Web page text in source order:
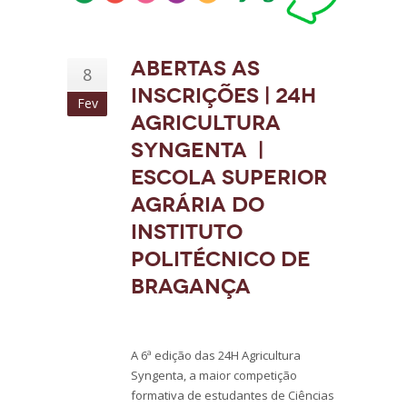
8
Fev
Abertas as
inscrições | 24H
Agricultura
Syngenta |
Escola Superior
Agrária do
Instituto
Politécnico de
Bragança
A 6ª edição das 24H Agricultura
Syngenta, a maior competição
formativa de estudantes de Ciências